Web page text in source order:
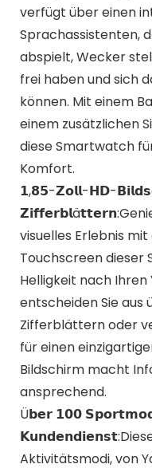
verfügt über einen
Sprachassistenten,
abspielt, Wecker
frei haben und sich
können. Mit einem
einem zusätzlichen
diese Smartwatch
Komfort.
𝟭,𝟴𝟱-𝗭𝗼𝗹𝗹-𝗛𝗗-
visuelles Erlebnis
Touchscreen dieser
Helligkeit nach
entscheiden Sie aus
Zifferblättern oder
für einen
Bildschirm macht
ansprechend.
Ü𝗯𝗲𝗿 𝟭𝟬𝟬
Aktivitätsmodi, von